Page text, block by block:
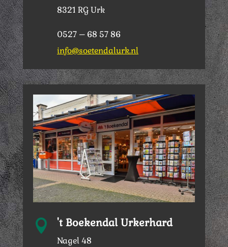
8321 RG Urk
0527 – 68 57 86
info@soetendalurk.nl
 't Boekendal Urkerhard
Nagel 48